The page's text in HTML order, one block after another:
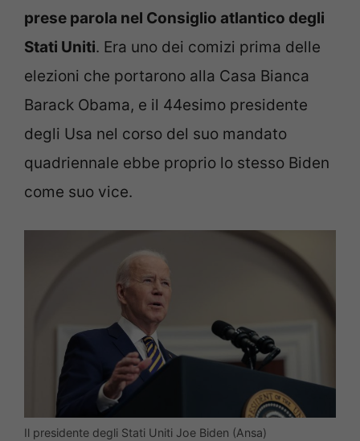
prese parola nel Consiglio atlantico degli
Stati Uniti. Era uno dei comizi prima delle
elezioni che portarono alla Casa Bianca
Barack Obama, e il 44esimo presidente
degli Usa nel corso del suo mandato
quadriennale ebbe proprio lo stesso Biden
come suo vice.
Il presidente degli Stati Uniti Joe Biden (Ansa)